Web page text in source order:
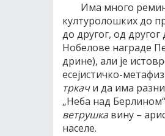
Има много
културолошких до
до другог, од
Нобелове награде
дрине), али је
есејистичко-
тркачи да има
„Неба над
ветрушкавину –
населе.